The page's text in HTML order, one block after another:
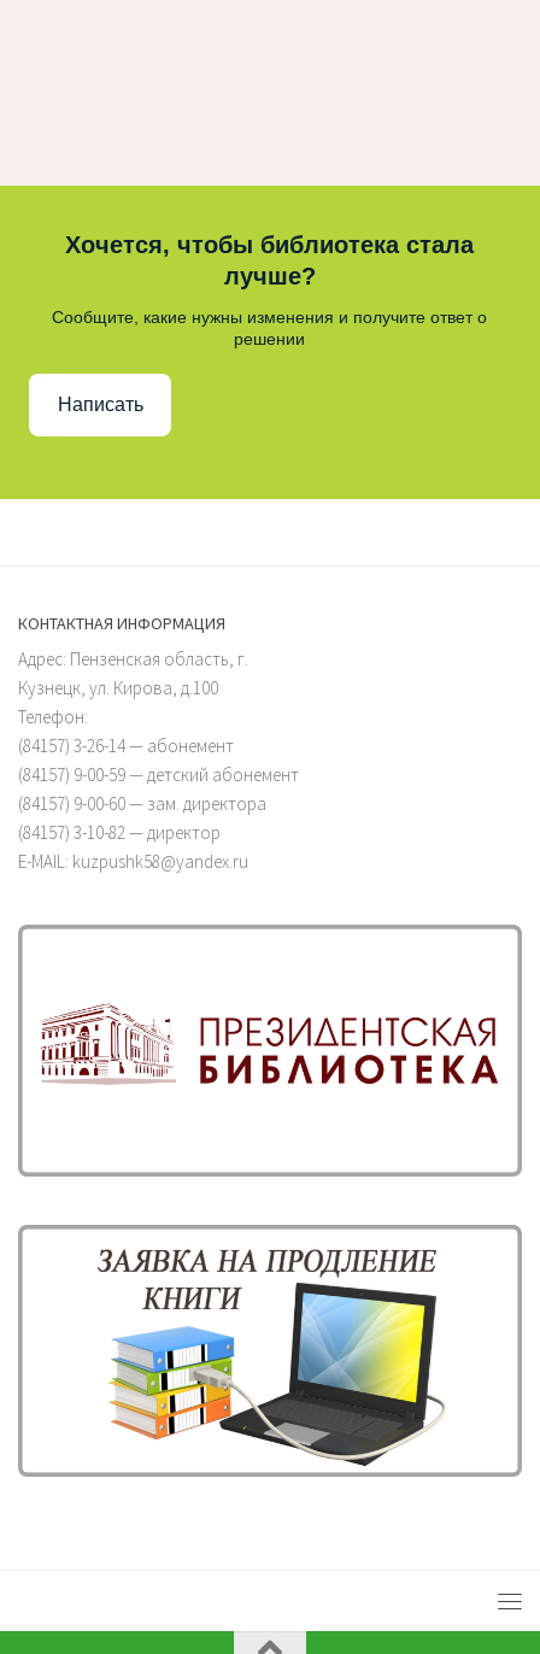
Хочется, чтобы библиотека стала
лучше?
Сообщите, какие нужны изменения и получите ответ о
решении
Написать
КОНТАКТНАЯ ИНФОРМАЦИЯ
Адрес: Пензенская область, г.
Кузнецк, ул. Кирова, д.100
Телефон:
(84157) 3-26-14 — абонемент
(84157) 9-00-59 — детский абонемент
(84157) 9-00-60 — зам. директора
(84157) 3-10-82 — директор
E-MAIL: kuzpushk58@yandex.ru